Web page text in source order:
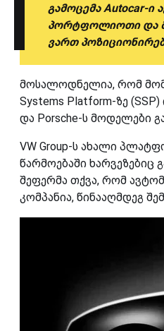
გამოცემა Autocar-ი
პორტფოლიოთი და
ვართ
მოსალოდნელია, რომ
Systems Platform-ზე
და Porsche-ს მოდელები
VW Group-ს ახალი
წარმოებაში ხარვეზებიც
შეფერმა თქვა, რომ
კომპანია, წინააღმდეგ